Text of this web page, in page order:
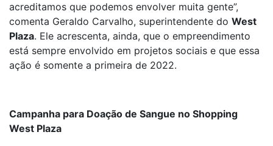
acreditamos que podemos envolver muita gente”,
comenta Geraldo Carvalho, superintendente do West
Plaza. Ele acrescenta, ainda, que o empreendimento
está sempre envolvido em projetos sociais e que essa
ação é somente a primeira de 2022.
Campanha para Doação de Sangue no Shopping
West Plaza